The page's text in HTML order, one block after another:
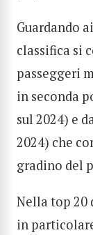
Guardando
classifica si
passeggeri
in seconda
sul 2024) e
2024) che
gradino del
Nella top 20
in